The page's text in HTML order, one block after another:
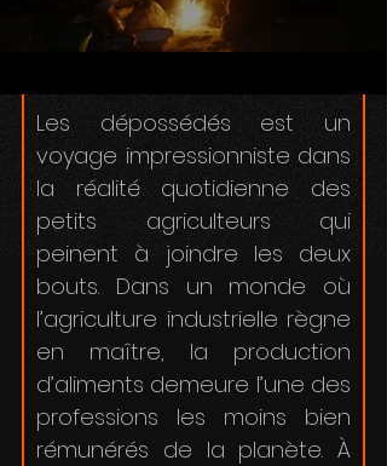
Les dépossédés est un
voyage impressionniste dans
la réalité quotidienne des
petits agriculteurs qui
peinent à joindre les deux
bouts. Dans un monde où
l’agriculture industrielle règne
en maître, la production
d’aliments demeure l’une des
professions les moins bien
rémunérés de la planète. À